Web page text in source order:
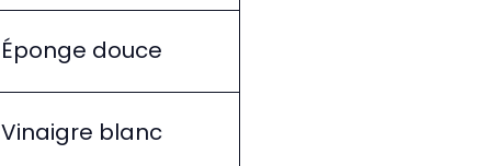
Éponge douce
Vinaigre blanc